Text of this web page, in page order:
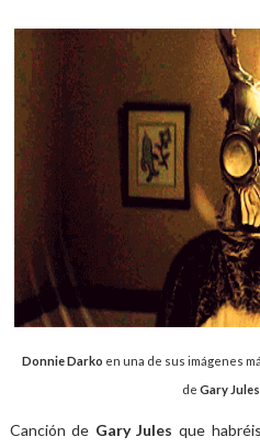
Donnie Darko en una de sus imágenes
de Gary
Canción de Gary Jules que